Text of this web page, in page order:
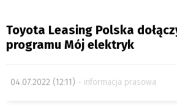
Toyota Leasing Polska
programu Mój elektryk
04.07.2022 (12:11) informacja prasowa